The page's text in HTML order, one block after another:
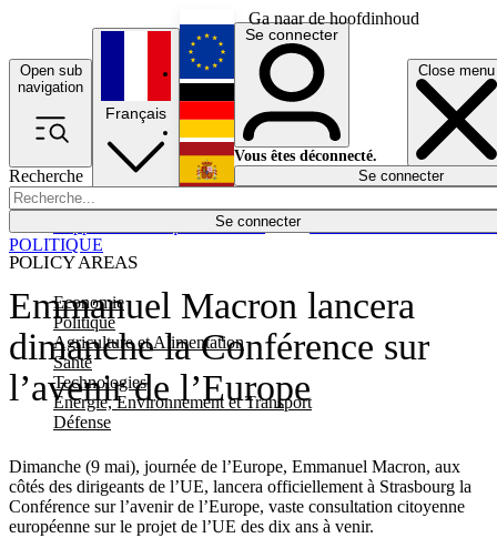
Ga naar de hoofdinhoud
Open sub
navigation
Close menu
Recherche
Se connecter
POLICY AREAS
Economie
Politique
Agriculture et Alimentation
Santé
Technologies
Energie, Environnement et Transport
Défense
Économie
Français
English
Deutsch
Español
Se connecter
Vous êtes déconnecté.
Se connecter
Emmanuel Macron lancera
dimanche la Conférence sur
l’avenir de l’Europe
Dimanche (9 mai), journée de l’Europe, Emmanuel Macron, aux
côtés des dirigeants de l’UE, lancera officiellement à Strasbourg la
Conférence sur l’avenir de l’Europe, vaste consultation citoyenne
européenne sur le projet de l’UE des dix ans à venir.
POLITIQUE